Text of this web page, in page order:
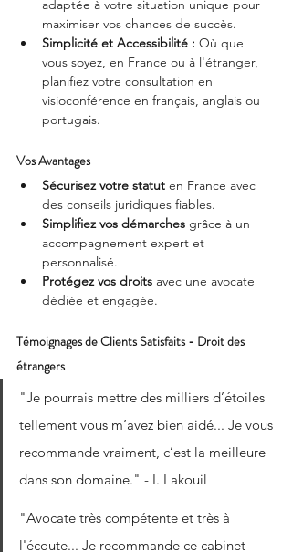
adaptée à votre situation unique pour
maximiser vos chances de succès.
Simplicité et Accessibilité : Où que
vous soyez, en France ou à l'étranger,
planifiez votre consultation en
visioconférence en français, anglais ou
portugais.
Vos Avantages
Sécurisez votre statut en France avec
des conseils juridiques fiables.
Simplifiez vos démarches grâce à un
accompagnement expert et
personnalisé.
Protégez vos droits avec une avocate
dédiée et engagée.
Témoignages de Clients Satisfaits - Droit des
étrangers
"Je pourrais mettre des milliers d’étoiles
tellement vous m’avez bien aidé... Je vous
recommande vraiment, c’est la meilleure
dans son domaine." - I. Lakouil
"Avocate très compétente et très à
l'écoute... Je recommande ce cabinet